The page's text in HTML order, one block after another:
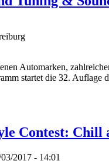
Automarken,
startet die 32.
Contest:
2017 - 14:01